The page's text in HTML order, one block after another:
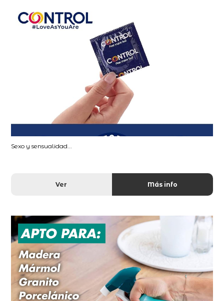
Sexo y sensualidad...
Ver Más info